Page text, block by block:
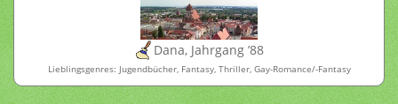
Dana, Jahrgang ’88
Lieblingsgenres: Jugendbücher, Fantasy, Thriller, Gay-Romance/-Fantasy